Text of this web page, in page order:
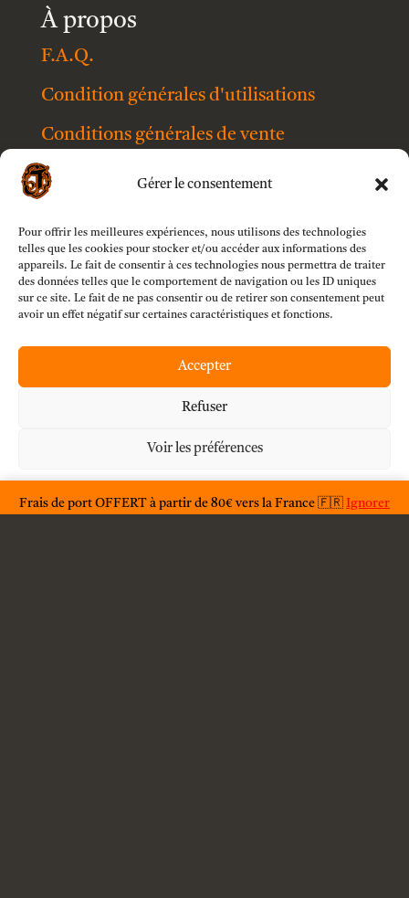
Gérer le consentement
Pour offrir les meilleures expériences, nous utilisons des technologies
telles que les cookies pour stocker et/ou accéder aux informations des
appareils. Le fait de consentir à ces technologies nous permettra de traiter
des données telles que le comportement de navigation ou les ID uniques
sur ce site. Le fait de ne pas consentir ou de retirer son consentement peut
avoir un effet négatif sur certaines caractéristiques et fonctions.
Accepter
Refuser
Voir les préférences
Frais de port OFFERT à partir de 80€ vers la France 🇫🇷 Ignorer
À propos
F.A.Q.
Condition générales d'utilisations
Conditions générales de vente
Livraison
Mention légales
Politique de confidentialité